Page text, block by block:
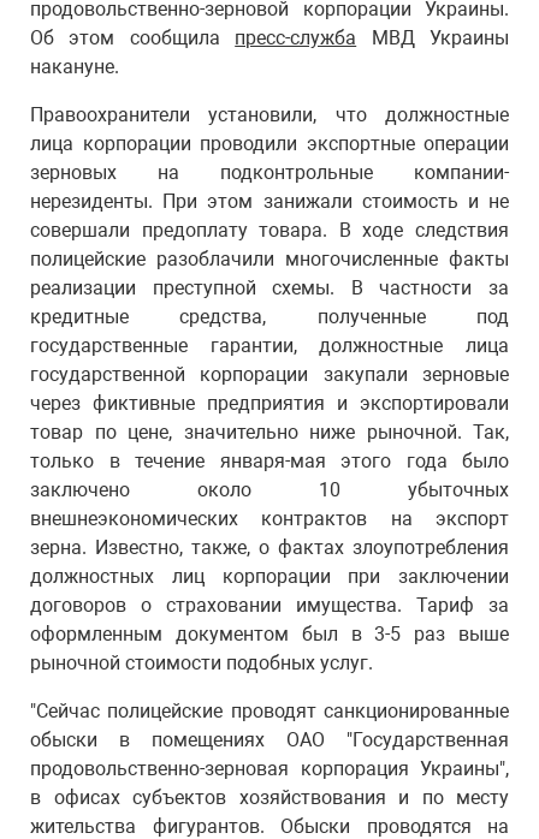
продовольственно-зерновой корпорации Украины.
Об этом сообщила пресс-служба МВД Украины
накануне.
Правоохранители установили, что должностные
лица корпорации проводили экспортные операции
зерновых на подконтрольные компании-
нерезиденты. При этом занижали стоимость и не
совершали предоплату товара. В ходе следствия
полицейские разоблачили многочисленные факты
реализации преступной схемы. В частности за
кредитные средства, полученные под
государственные гарантии, должностные лица
государственной корпорации закупали зерновые
через фиктивные предприятия и экспортировали
товар по цене, значительно ниже рыночной. Так,
только в течение января-мая этого года было
заключено около 10 убыточных
внешнеэкономических контрактов на экспорт
зерна. Известно, также, о фактах злоупотребления
должностных лиц корпорации при заключении
договоров о страховании имущества. Тариф за
оформленным документом был в 3-5 раз выше
рыночной стоимости подобных услуг.
"Сейчас полицейские проводят санкционированные
обыски в помещениях ОАО "Государственная
продовольственно-зерновая корпорация Украины",
в офисах субъектов хозяйствования и по месту
жительства фигурантов. Обыски проводятся на